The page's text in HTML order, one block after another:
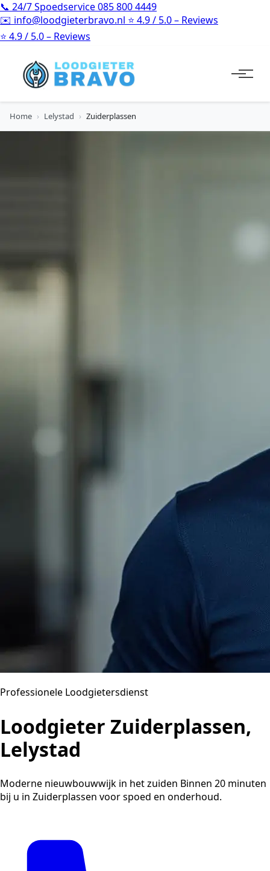
📞 24/7 Spoedservice085 800 4449
✉️ info@loodgieterbravo.nl ⭐ 4.9 / 5.0 – Reviews
⭐ 4.9 / 5.0 – Reviews
Home › Lelystad › Zuiderplassen
Professionele Loodgietersdienst
Loodgieter Zuiderplassen,
Lelystad
Moderne nieuwbouwwijk in het zuiden Binnen 20 minuten
bij u in Zuiderplassen voor spoed en onderhoud.